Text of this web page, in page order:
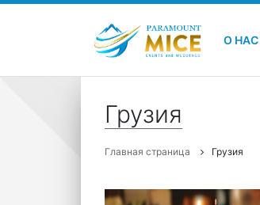
О НАС
Грузия
Главная страница Грузия